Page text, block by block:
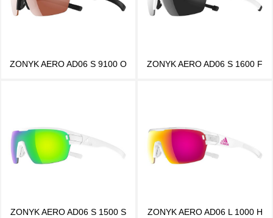
ZONYK AERO AD06 S 9100 O ZONYK AERO AD06 S 1600 F
ZONYK AERO AD06 S 1500 S ZONYK AERO AD06 L 1000 H